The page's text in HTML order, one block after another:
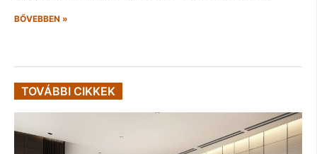
BŐVEBBEN »
TOVÁBBI CIKKEK